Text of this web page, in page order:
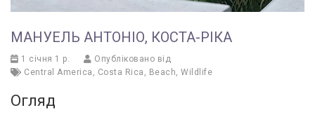
МАНУЕЛЬ АНТОНІО, КОСТА-РІКА
1 січня 1 р.
Опубліковано від
Central America , Costa Rica , Beach, Wildlife
Огляд